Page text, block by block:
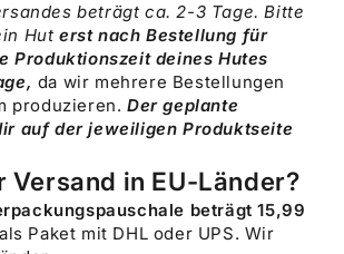
beträgt ca. 2-3 Tage. Bitte
Huterst nach Bestellung für
Produktionszeit deines Hutes
da wir mehrere Bestellungen
produzieren. Der geplante
auf der jeweiligen Produktseite
Versand in EU-Länder?
beträgt 15,99
Paket mit DHL oder UPS. Wir